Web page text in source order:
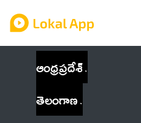
ఆంధ్రప్రదేశ్
తెలంగాణ